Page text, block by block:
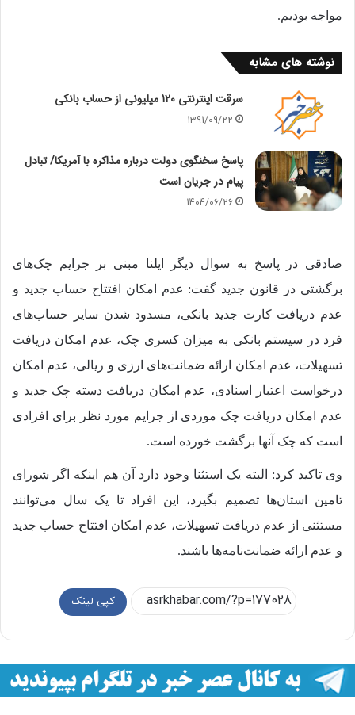
مواجه بودیم.
نوشته های مشابه
سرقت اینترنتی 120 میلیونی از حساب بانکی
1391/09/22
پاسخ سخنگوی دولت درباره مذاکره با آمریکا/ تبادل
پیام در جریان است
1404/06/26
صادقی در پاسخ به سوال دیگر ایلنا مبنی بر جرایم چک‌های
برگشتی در قانون جدید گفت: عدم امکان افتتاح حساب جدید و
عدم دریافت کارت جدید بانکی، مسدود شدن سایر حساب‌های
فرد در سیستم بانکی به میزان کسری چک، عدم امکان دریافت
تسهیلات، عدم امکان ارائه ضمانت‌های ارزی و ریالی، عدم امکان
درخواست اعتبار اسنادی، عدم امکان دریافت دسته چک جدید و
عدم امکان دریافت چک موردی از جرایم مورد نظر برای افرادی
است که چک آنها برگشت خورده است.
وی تاکید کرد: البته یک استثنا وجود دارد آن هم اینکه اگر شورای
تامین استان‌ها تصمیم بگیرد، این افراد تا یک سال می‌توانند
مستثنی از عدم دریافت تسهیلات، عدم امکان افتتاح حساب جدید
و عدم ارائه ضمانت‌نامه‌ها باشند.
کپی لینک